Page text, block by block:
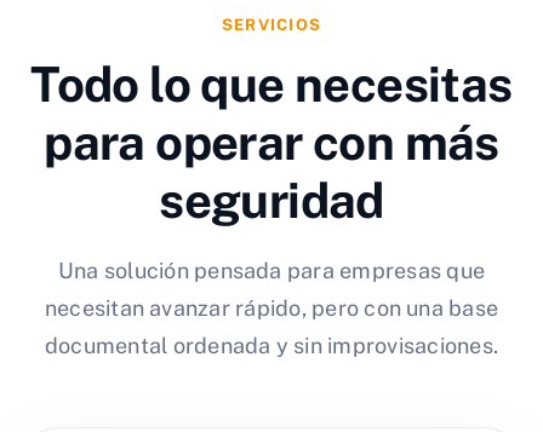
SERVICIOS
Todo lo que necesitas
para operar con más
seguridad
Una solución pensada para empresas que
necesitan avanzar rápido, pero con una base
documental ordenada y sin improvisaciones.